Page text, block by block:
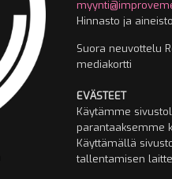
Hinnasto ja
Suora neuvottelu
mediakortti
EVÄSTEET
Käytämme
parantaaksemme
Käyttämällä
tallentamisen